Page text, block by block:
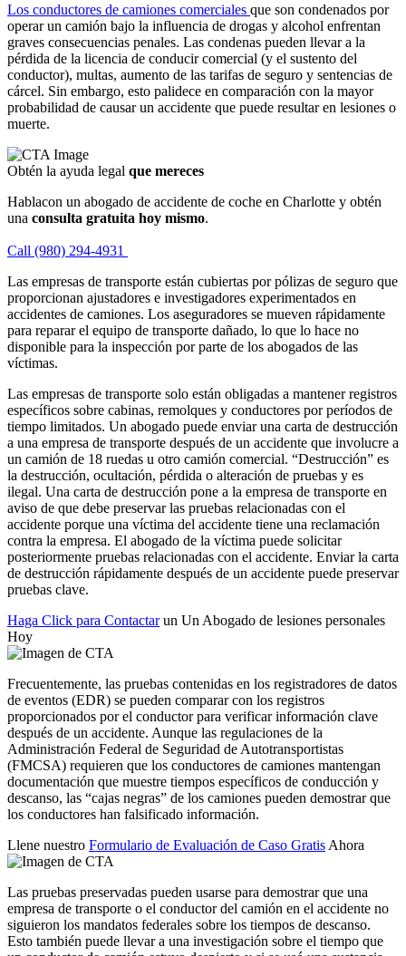
Los conductores de camiones comerciales que son condenados por
operar un camión bajo la influencia de drogas y alcohol enfrentan
graves consecuencias penales. Las condenas pueden llevar a la
pérdida de la licencia de conducir comercial (y el sustento del
conductor), multas, aumento de las tarifas de seguro y sentencias de
cárcel. Sin embargo, esto palidece en comparación con la mayor
probabilidad de causar un accidente que puede resultar en lesiones o
muerte.
Obtén la ayuda legal que mereces
Hablacon un abogado de accidente de coche en Charlotte y obtén
una consulta gratuita hoy mismo.
Call (980) 294-4931
Las empresas de transporte están cubiertas por pólizas de seguro que
proporcionan ajustadores e investigadores experimentados en
accidentes de camiones. Los aseguradores se mueven rápidamente
para reparar el equipo de transporte dañado, lo que lo hace no
disponible para la inspección por parte de los abogados de las
víctimas.
Las empresas de transporte solo están obligadas a mantener registros
específicos sobre cabinas, remolques y conductores por períodos de
tiempo limitados. Un abogado puede enviar una carta de destrucción
a una empresa de transporte después de un accidente que involucre a
un camión de 18 ruedas u otro camión comercial. “Destrucción” es
la destrucción, ocultación, pérdida o alteración de pruebas y es
ilegal. Una carta de destrucción pone a la empresa de transporte en
aviso de que debe preservar las pruebas relacionadas con el
accidente porque una víctima del accidente tiene una reclamación
contra la empresa. El abogado de la víctima puede solicitar
posteriormente pruebas relacionadas con el accidente. Enviar la carta
de destrucción rápidamente después de un accidente puede preservar
pruebas clave.
Haga Click para Contactarun Un Abogado de lesiones personales
Hoy
Frecuentemente, las pruebas contenidas en los registradores de datos
de eventos (EDR) se pueden comparar con los registros
proporcionados por el conductor para verificar información clave
después de un accidente. Aunque las regulaciones de la
Administración Federal de Seguridad de Autotransportistas
(FMCSA) requieren que los conductores de camiones mantengan
documentación que muestre tiempos específicos de conducción y
descanso, las “cajas negras” de los camiones pueden demostrar que
los conductores han falsificado información.
Llene nuestro Formulario de Evaluación de Caso Gratis Ahora
Las pruebas preservadas pueden usarse para demostrar que una
empresa de transporte o el conductor del camión en el accidente no
siguieron los mandatos federales sobre los tiempos de descanso.
Esto también puede llevar a una investigación sobre el tiempo que